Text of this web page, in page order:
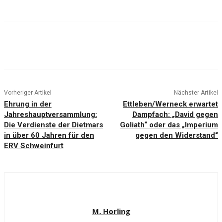
Vorheriger Artikel
Ehrung in der
Jahreshauptversammlung:
Die Verdienste der Dietmars
in über 60 Jahren für den
ERV Schweinfurt
Nächster Artikel
Ettleben/Werneck erwartet
Dampfach: „David gegen
Goliath“ oder das „Imperium
gegen den Widerstand“
M. Horling